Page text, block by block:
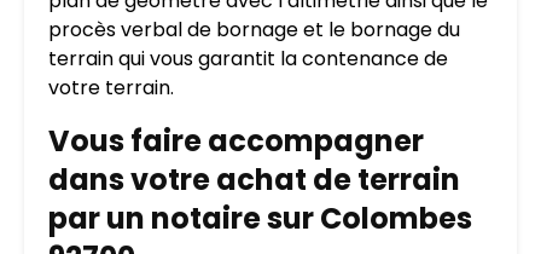
procès verbal de bornage et le bornage du
terrain qui vous garantit la contenance de
votre terrain.
Vous faire accompagner
dans votre achat de terrain
par un notaire sur Colombes